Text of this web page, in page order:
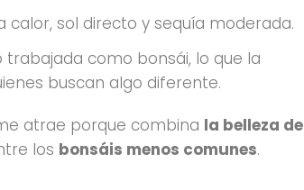
calor, sol directo y sequía moderada.
trabajada como bonsái, lo que la
buscan algo diferente.
atrae porque combina la belleza de
los bonsáis menos comunes.